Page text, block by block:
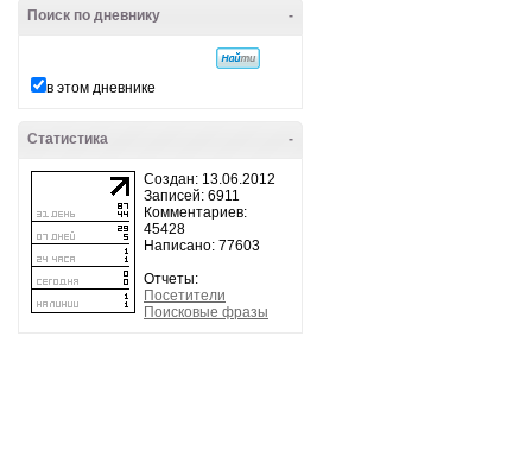
-
Поиск по дневнику
в этом дневнике
-
Статистика
Создан: 13.06.2012
Записей: 6911
Комментариев:
45428
Написано: 77603
Отчеты:
Посетители
Поисковые фразы